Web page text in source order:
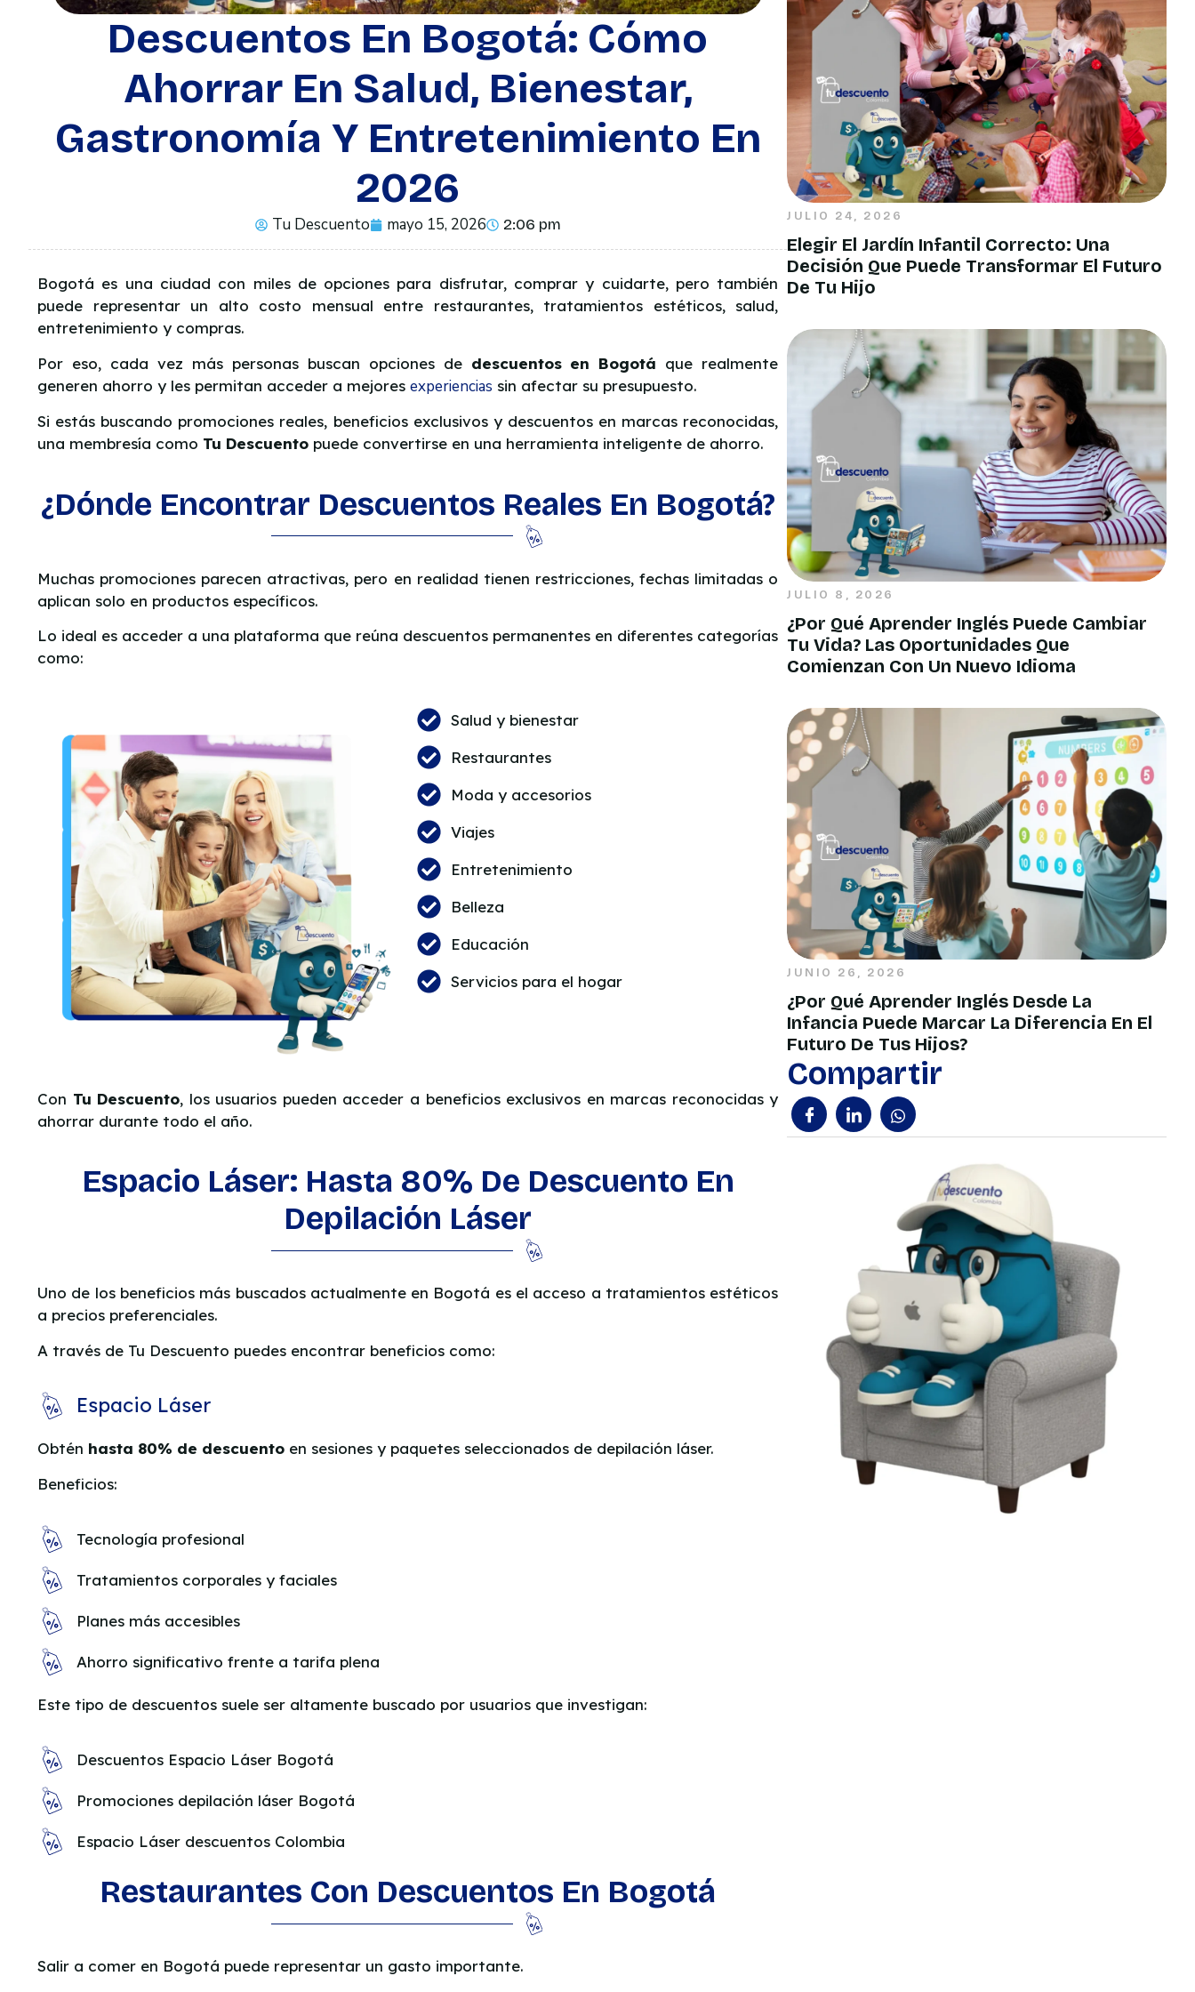
Descuentos En Bogotá: Cómo
Ahorrar En Salud, Bienestar,
Gastronomía Y Entretenimiento En
2026
Tu Descuento mayo 15, 2026 2:06 pm
Bogotá es una ciudad con miles de opciones para disfrutar, comprar y cuidarte, pero también
puede representar un alto costo mensual entre restaurantes, tratamientos estéticos, salud,
entretenimiento y compras.
Por eso, cada vez más personas buscan opciones de descuentos en Bogotá que realmente
generen ahorro y les permitan acceder a mejores experiencias sin afectar su presupuesto.
Si estás buscando promociones reales, beneficios exclusivos y descuentos en marcas reconocidas,
una membresía como Tu Descuento puede convertirse en una herramienta inteligente de ahorro.
¿Dónde Encontrar Descuentos Reales En Bogotá?
Muchas promociones parecen atractivas, pero en realidad tienen restricciones, fechas limitadas o
aplican solo en productos específicos.
Lo ideal es acceder a una plataforma que reúna descuentos permanentes en diferentes categorías
como:
Salud y bienestar
Restaurantes
Moda y accesorios
Viajes
Entretenimiento
Belleza
Educación
Servicios para el hogar
Con Tu Descuento, los usuarios pueden acceder a beneficios exclusivos en marcas reconocidas y
ahorrar durante todo el año.
Espacio Láser: Hasta 80% De Descuento En
Depilación Láser
Uno de los beneficios más buscados actualmente en Bogotá es el acceso a tratamientos estéticos
a precios preferenciales.
A través de Tu Descuento puedes encontrar beneficios como:
Espacio Láser
Obtén hasta 80% de descuento en sesiones y paquetes seleccionados de depilación láser.
Beneficios:
Tecnología profesional
Tratamientos corporales y faciales
Planes más accesibles
Ahorro significativo frente a tarifa plena
Este tipo de descuentos suele ser altamente buscado por usuarios que investigan:
Descuentos Espacio Láser Bogotá
Promociones depilación láser Bogotá
Espacio Láser descuentos Colombia
Restaurantes Con Descuentos En Bogotá
Salir a comer en Bogotá puede representar un gasto importante.
JULIO 24, 2026
Elegir El Jardín Infantil Correcto: Una
Decisión Que Puede Transformar El Futuro
De Tu Hijo
JULIO 8, 2026
¿Por Qué Aprender Inglés Puede Cambiar
Tu Vida? Las Oportunidades Que
Comienzan Con Un Nuevo Idioma
JUNIO 26, 2026
¿Por Qué Aprender Inglés Desde La
Infancia Puede Marcar La Diferencia En El
Futuro De Tus Hijos?
Compartir